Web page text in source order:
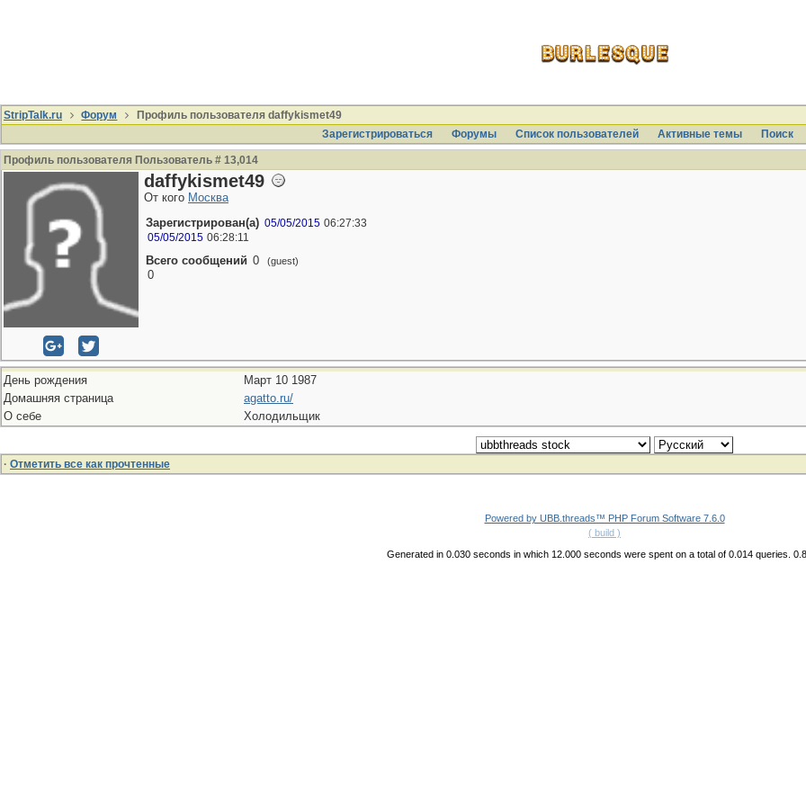
StripTalk.ru Форум
Профиль пользователя daffykismet49
Зарегистрироваться
Форумы Список пользователей Активные темы Поиcк
Профиль пользователя Пользователь # 13,014
daffykismet49
От кого Москва
Зарегистрирован(а) 05/05/2015 06:27:33
05/05/2015 06:28:11
Всего сообщений 0 (guest)
0
День рождения
Март 10 1987
Домашняя страница
agatto.ru/
О себе
Холодильщик
· Отметить все как прочтенные
Powered by UBB.threads™ PHP Forum Software 7.6.0
( build )
Generated in 0.030 seconds in which 12.000 seconds were spent on a total of 0.014 queries.